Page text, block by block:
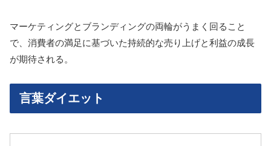
マーケティングとブランディングの両輪がうまく回ること
で、消費者の満足に基づいた持続的な売り上げと利益の成長
が期待される。
言葉ダイエット